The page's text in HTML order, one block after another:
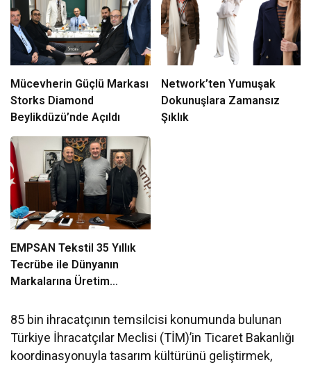
Mücevherin Güçlü Markası
Storks Diamond
Beylikdüzü’nde Açıldı
Network’ten Yumuşak
Dokunuşlara Zamansız
Şıklık
EMPSAN Tekstil 35 Yıllık
Tecrübe ile Dünyanın
Markalarına Üretim
85 bin ihracatçının temsilcisi konumunda bulunan
Türkiye İhracatçılar Meclisi (TİM)’in Ticaret Bakanlığı
koordinasyonuyla tasarım kültürünü geliştirmek,